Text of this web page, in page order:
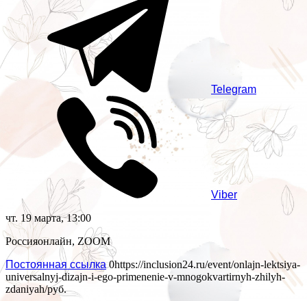
Telegram
Viber
чт. 19 марта, 13:00
Россияонлайн, ZOOM
Постоянная ссылка 0https://inclusion24.ru/event/onlajn-lektsiya-
universalnyj-dizajn-i-ego-primenenie-v-mnogokvartirnyh-zhilyh-
zdaniyah/руб.